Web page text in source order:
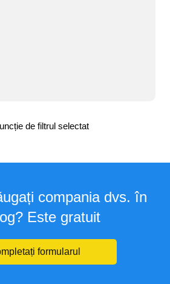
de filtrul selectat
compania dvs. în
Este gratuit
formularul